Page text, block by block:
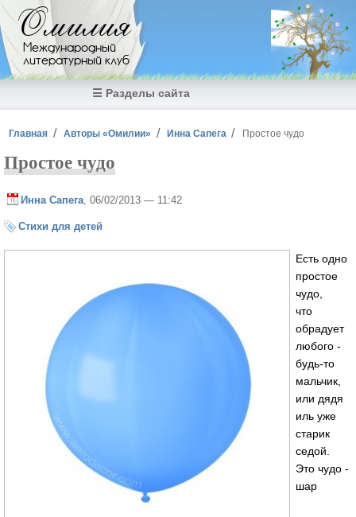
Перейти к основному содержанию
Омилия
Международный
литературный клуб
☰ Разделы сайта
Вы здесь
Главная Авторы «Омилии» Инна Сапега Простое чудо
Простое чудо
Инна Сапега , 06/02/2013 — 11:42
Стихи для детей
Есть одно
простое
чудо,
что
обрадует
любого -
будь-то
мальчик,
или дядя
иль уже
старик
седой.
Это чудо -
шар